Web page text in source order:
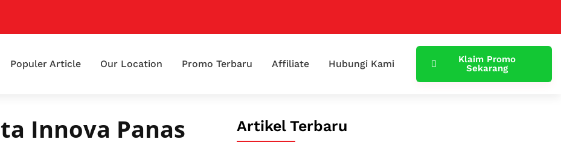
Populer Article Our Location Promo Terbaru Affiliate Hubungi Kami
Klaim Promo
Sekarang
Innova Panas
Artikel Terbaru